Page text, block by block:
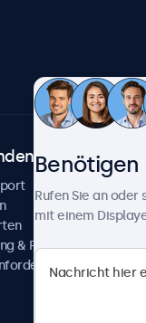
& Reparatur
Benötigen
Rufen Sie an oder
mit einem